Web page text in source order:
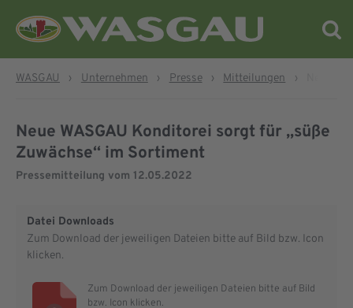
WASGAU › Unternehmen › Presse › Mitteilungen ›
Neue WASGAU Konditorei sorgt für „süße
Zuwächse“ im Sortiment
Pressemitteilung vom 12.05.2022
Datei Downloads
Zum Download der jeweiligen Dateien bitte auf Bild bzw. Icon
klicken.
Zum Download der jeweiligen Dateien bitte auf Bild
bzw. Icon klicken.